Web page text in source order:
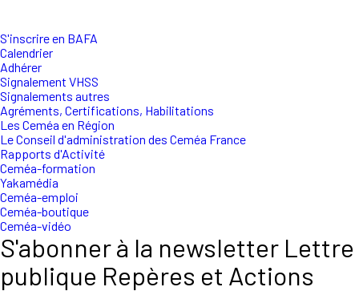
S'inscrire en BAFA
Calendrier
Adhérer
Signalement VHSS
Signalements autres
Agréments, Certifications, Habilitations
Les Ceméa en Région
Le Conseil d'administration des Ceméa France
Rapports d'Activité
Ceméa-formation
Yakamédia
Ceméa-emploi
Ceméa-boutique
Ceméa-vidéo
S'abonner à la newsletter Lettre
publique Repères et Actions